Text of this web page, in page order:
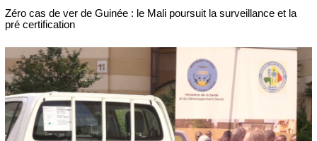
Zéro cas de ver de Guinée : le Mali poursuit la surveillance et la
pré certification